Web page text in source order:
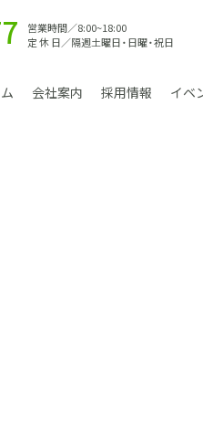
営業時間／8:00~18:00
定 休 日／隔週土曜日・日曜・祝日
会社案内 採用情報 イベ